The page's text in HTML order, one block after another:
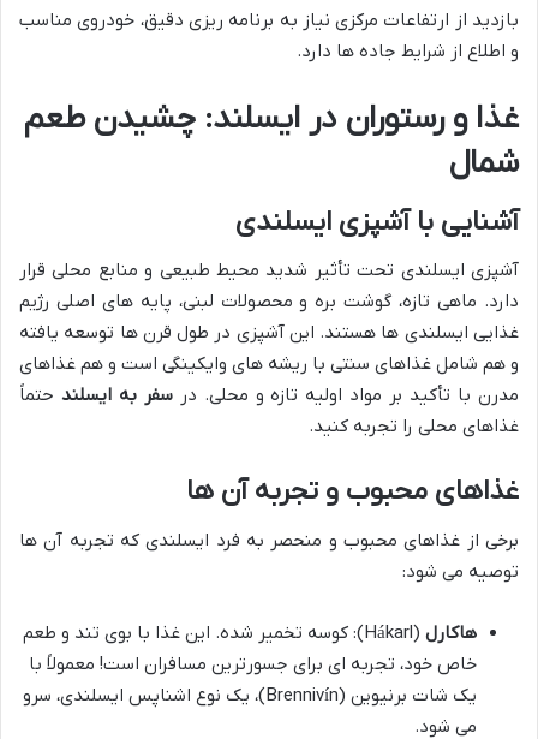
بازدید از ارتفاعات مرکزی نیاز به برنامه ریزی دقیق، خودروی مناسب
و اطلاع از شرایط جاده ها دارد.
غذا و رستوران در ایسلند: چشیدن طعم
شمال
آشنایی با آشپزی ایسلندی
آشپزی ایسلندی تحت تأثیر شدید محیط طبیعی و منابع محلی قرار
دارد. ماهی تازه، گوشت بره و محصولات لبنی، پایه های اصلی رژیم
غذایی ایسلندی ها هستند. این آشپزی در طول قرن ها توسعه یافته
و هم شامل غذاهای سنتی با ریشه های وایکینگی است و هم غذاهای
مدرن با تأکید بر مواد اولیه تازه و محلی. درسفر به ایسلند حتماً
غذاهای محلی را تجربه کنید.
غذاهای محبوب و تجربه آن ها
برخی از غذاهای محبوب و منحصر به فرد ایسلندی که تجربه آن ها
توصیه می شود:
هاکارل
(Hákarl): کوسه تخمیر شده. این غذا با بوی تند و طعم
خاص خود، تجربه ای برای جسورترین مسافران است! معمولاً با
یک شات برنیوین (Brennivín)، یک نوع اشناپس ایسلندی، سرو
می شود.